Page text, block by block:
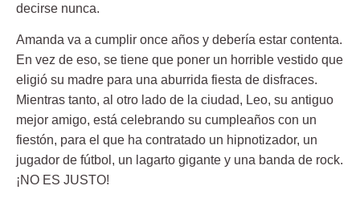
decirse nunca.
Amanda va a cumplir once años y debería estar contenta.
En vez de eso, se tiene que poner un horrible vestido que
eligió su madre para una aburrida fiesta de disfraces.
Mientras tanto, al otro lado de la ciudad, Leo, su antiguo
mejor amigo, está celebrando su cumpleaños con un
fiestón, para el que ha contratado un hipnotizador, un
jugador de fútbol, un lagarto gigante y una banda de rock.
¡NO ES JUSTO!